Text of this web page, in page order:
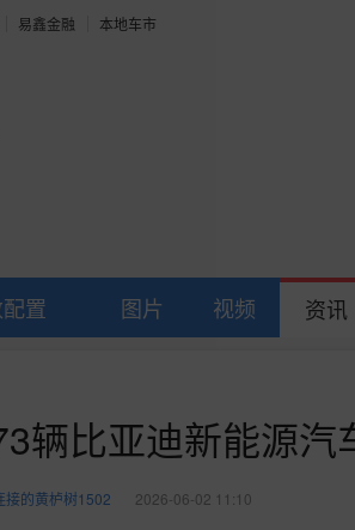
易鑫金融 本地车市
置 图片 视频 资讯
辆比亚迪新能源汽
接的黄栌树1502 2026-06-02 11:10